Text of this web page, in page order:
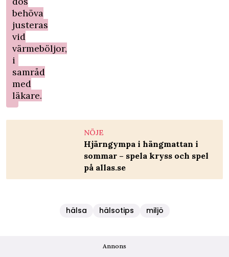
behöva
justeras
vid
värmeböljor,
i
samråd
med
läkare.
NÖJE
Hjärngympa i hängmattan i
sommar – spela kryss och spel
på allas.se
hälsa hälsotips miljö
Annons